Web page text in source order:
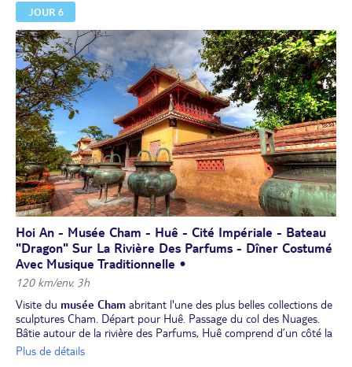
Dîner. Nuit à l’hôtel.
JOUR 6
Hoi An - Musée Cham - Huê - Cité Impériale - Bateau
"Dragon" Sur La Rivière Des Parfums - Dîner Costumé
Avec Musique Traditionnelle •
120 km/env. 3h
Visite du musée Cham abritant l'une des plus belles collections de
sculptures Cham. Départ pour Huê. Passage du col des Nuages.
Bâtie autour de la rivière des Parfums, Huê comprend d’un côté la
citadelle classée au Patrimoine Mondial de l'UNESCO, et de l’autre
Plus de détails